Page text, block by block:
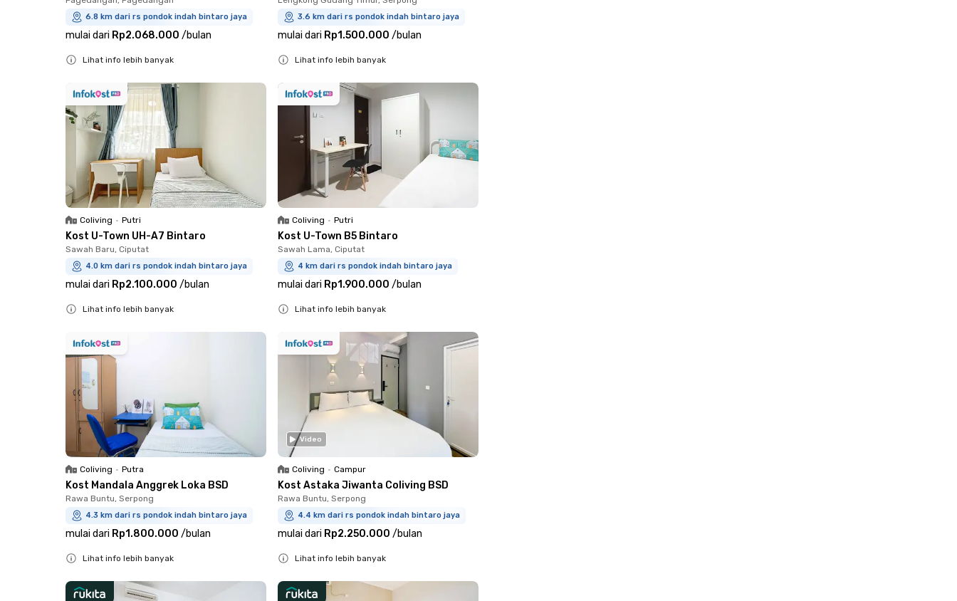
6.8 km dari rs pondok indah bintaro jaya
mulai dari Rp2.068.000 /bulan
Lihat info lebih banyak
3.6 km dari rs pondok indah bintaro jaya
mulai dari Rp1.500.000 /bulan
Lihat info lebih banyak
Coliving • Putri
Kost U-Town UH-A7 Bintaro
Sawah Baru, Ciputat
4.0 km dari rs pondok indah bintaro jaya
mulai dari Rp2.100.000 /bulan
Lihat info lebih banyak
Coliving • Putri
Kost U-Town B5 Bintaro
Sawah Lama, Ciputat
4 km dari rs pondok indah bintaro jaya
mulai dari Rp1.900.000 /bulan
Lihat info lebih banyak
Coliving • Putra
Kost Mandala Anggrek Loka BSD
Rawa Buntu, Serpong
4.3 km dari rs pondok indah bintaro jaya
mulai dari Rp1.800.000 /bulan
Lihat info lebih banyak
Video
Coliving • Campur
Kost Astaka Jiwanta Coliving BSD
Rawa Buntu, Serpong
4.4 km dari rs pondok indah bintaro jaya
mulai dari Rp2.250.000 /bulan
Lihat info lebih banyak